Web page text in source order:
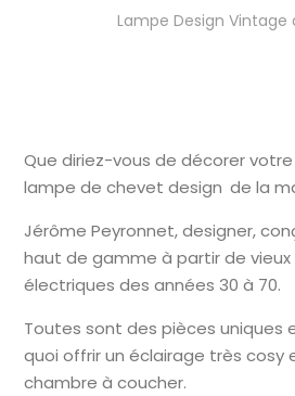
Lampe Design
Que diriez-vous de décorer votre
lampe de chevet design de la
Jérôme Peyronnet, designer,
haut de gamme à partir de
électriques des années 30 à 70.
Toutes sont des pièces uniques
quoi offrir un éclairage très cosy
chambre à coucher.